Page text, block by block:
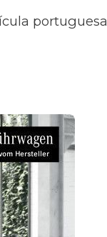
portuguesa